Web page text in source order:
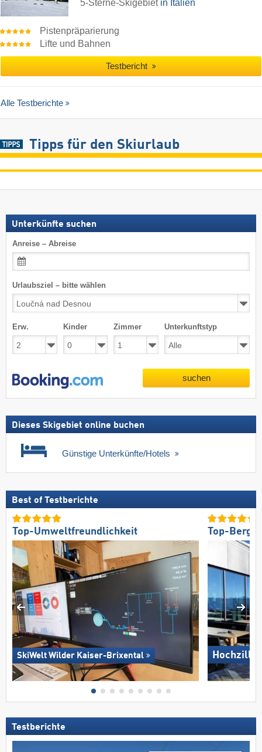
5-Sterne-Skigebiet in Italien
Pistenpräparierung
Lifte und Bahnen
Testbericht
Alle Testberichte
Tipps für den Skiurlaub
Unterkünfte suchen
Anreise – Abreise
Urlaubsziel – bitte wählen
Erw. Kinder Zimmer Unterkunftstyp
suchen
Dieses Skigebiet online buchen
Günstige Unterkünfte/Hotels
Best of Testberichte
Top-Umweltfreundlichkeit
SkiWelt Wilder Kaiser-Brixental
Top-
Testberichte